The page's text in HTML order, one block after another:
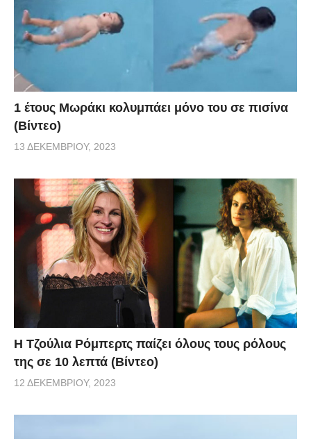
1 έτους Μωράκι κολυμπάει μόνο του σε πισίνα
(Βίντεο)
13 ΔΕΚΕΜΒΡΊΟΥ, 2023
Η Τζούλια Ρόμπερτς παίζει όλους τους ρόλους
της σε 10 λεπτά (Βίντεο)
12 ΔΕΚΕΜΒΡΊΟΥ, 2023